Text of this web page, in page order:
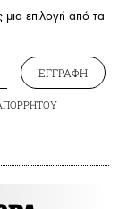
επιλογή από τα
ΕΓΓΡΑΦΗ